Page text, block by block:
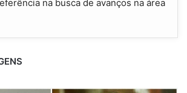
na busca de avanços na área